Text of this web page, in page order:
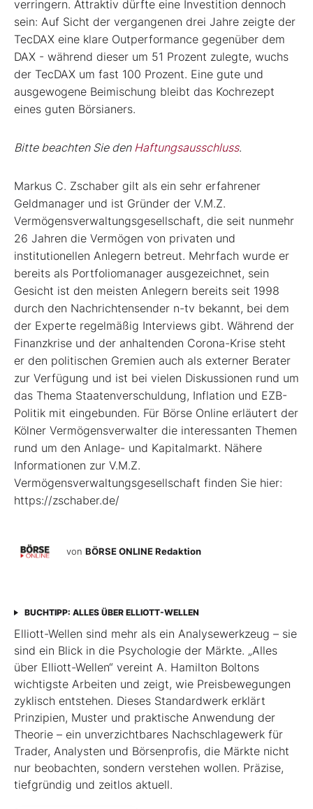
verringern. Attraktiv dürfte eine Investition dennoch
sein: Auf Sicht der vergangenen drei Jahre zeigte der
TecDAX eine klare Outperformance gegenüber dem
DAX - während dieser um 51 Prozent zulegte, wuchs
der TecDAX um fast 100 Prozent. Eine gute und
ausgewogene Beimischung bleibt das Kochrezept
eines guten Börsianers.
Bitte beachten Sie den Haftungsausschluss.
Markus C. Zschaber gilt als ein sehr erfahrener
Geldmanager und ist Gründer der V.M.Z.
Vermögensverwaltungsgesellschaft, die seit nunmehr
26 Jahren die Vermögen von privaten und
institutionellen Anlegern betreut. Mehrfach wurde er
bereits als Portfoliomanager ausgezeichnet, sein
Gesicht ist den meisten Anlegern bereits seit 1998
durch den Nachrichtensender n-tv bekannt, bei dem
der Experte regelmäßig Interviews gibt. Während der
Finanzkrise und der anhaltenden Corona-Krise steht
er den politischen Gremien auch als externer Berater
zur Verfügung und ist bei vielen Diskussionen rund um
das Thema Staatenverschuldung, Inflation und EZB-
Politik mit eingebunden. Für Börse Online erläutert der
Kölner Vermögensverwalter die interessanten Themen
rund um den Anlage- und Kapitalmarkt. Nähere
Informationen zur V.M.Z.
Vermögensverwaltungsgesellschaft finden Sie hier:
https://zschaber.de/
von BÖRSE ONLINE Redaktion
BUCHTIPP: ALLES ÜBER ELLIOTT-WELLEN
Elliott-Wellen sind mehr als ein Analysewerkzeug – sie
sind ein Blick in die Psychologie der Märkte. „Alles
über Elliott-Wellen“ vereint A. Hamilton Boltons
wichtigste Arbeiten und zeigt, wie Preisbewegungen
zyklisch entstehen. Dieses Standardwerk erklärt
Prinzipien, Muster und praktische Anwendung der
Theorie – ein unverzichtbares Nachschlagewerk für
Trader, Analysten und Börsenprofis, die Märkte nicht
nur beobachten, sondern verstehen wollen. Präzise,
tiefgründig und zeitlos aktuell.